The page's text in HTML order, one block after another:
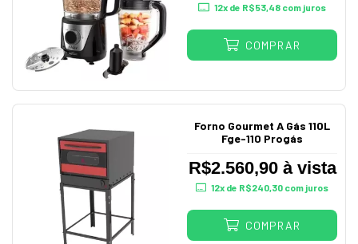
12x de R$53,48com juros
COMPRAR
Forno Gourmet A Gás 110L
Fge-110 Progás
R$2.560,90 à vista
12x de R$240,30 com juros
COMPRAR